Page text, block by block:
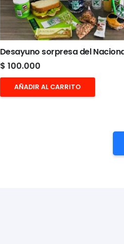
Desayuno sorpresa del
$ 100.000
AÑADIR AL CARRITO